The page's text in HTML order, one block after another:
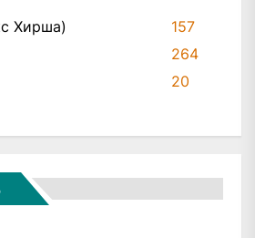
Хирша)
157
264
20